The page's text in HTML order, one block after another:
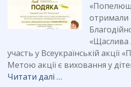
отримали
«Щаслива
участь у Всеукраїнській акції
Метою акції є виховання у
Читати далі …